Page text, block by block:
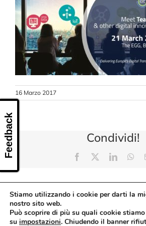
CONTATTI
16 Marzo 2017
Condividi!
Facebook LinkedIn
Stiamo utilizzando i cookie per darti la
nostro sito web.
Può scoprire di più su quali cookie
su impostazioni. Chiudendo il banner
Feedback